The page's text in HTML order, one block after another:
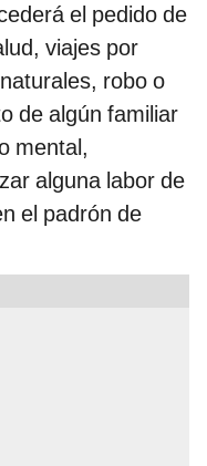
el pedido de
viajes por
robo o
de algún familiar
mental,
alguna labor de
el padrón de